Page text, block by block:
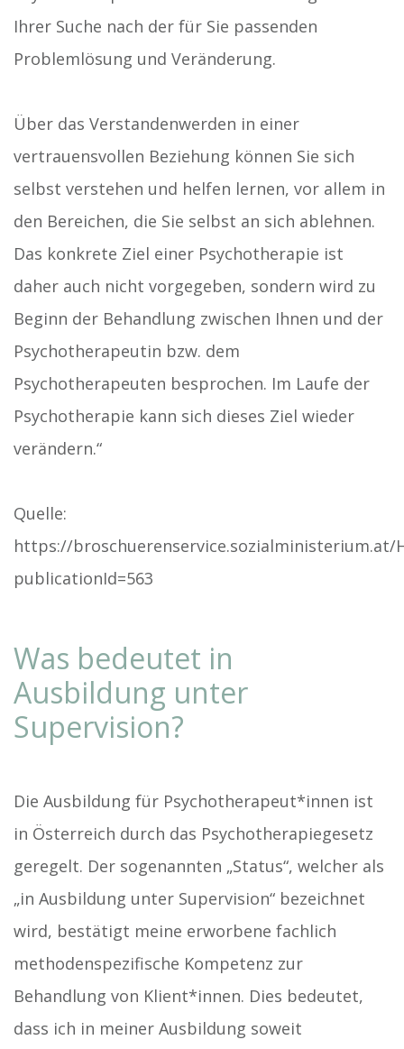
Ihrer Suche nach der für Sie passenden
Problemlösung und Veränderung.
Über das Verstandenwerden in einer
vertrauensvollen Beziehung können Sie sich
selbst verstehen und helfen lernen, vor allem in
den Bereichen, die Sie selbst an sich ablehnen.
Das konkrete Ziel einer Psychotherapie ist
daher auch nicht vorgegeben, sondern wird zu
Beginn der Behandlung zwischen Ihnen und der
Psychotherapeutin bzw. dem
Psychotherapeuten besprochen. Im Laufe der
Psychotherapie kann sich dieses Ziel wieder
verändern.“
Quelle:
https://broschuerenservice.sozialministerium.at/
publicationId=563
Was bedeutet in
Ausbildung unter
Supervision?
Die Ausbildung für Psychotherapeut*innen ist
in Österreich durch das Psychotherapiegesetz
geregelt. Der sogenannten „Status“, welcher als
„in Ausbildung unter Supervision“ bezeichnet
wird, bestätigt meine erworbene fachlich
methodenspezifische Kompetenz zur
Behandlung von Klient*innen. Dies bedeutet,
dass ich in meiner Ausbildung soweit